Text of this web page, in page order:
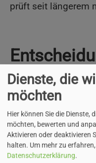
prüft seit längerem
Im März 2025
einstimmig
Rosenfeld Süd
Diese
sorgfältigen
Dienste, die
möchten
Hier können Sie die Dienste,
möchten, bewerten und
Aktivieren oder deaktivieren
halten. Um mehr zu
Datenschutzerklärung.